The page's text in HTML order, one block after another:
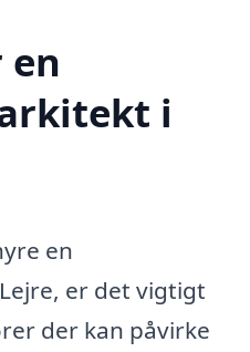
en
i
en
er det vigtigt
der kan påvirke